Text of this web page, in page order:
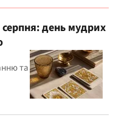
серпня: день мудрих
та